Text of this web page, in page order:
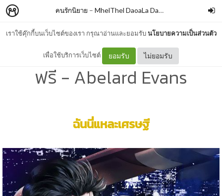
เราใช้คุ๊กกี้บนเว็บไซต์ของเรา กรุณาอ่านและยอมรับนโยบายความเป็นส่วนตัว
เพื่อใช้บริการเว็บไซต์ ยอมรับ ไม่ยอมรับ
คนรักนิยาย – MhelThel DaoaLa Daoala
ฉันนี่แหละเศรษฐี นิยาย อ่าน
ฟรี - Abelard Evans
ฉันนี่แหละเศรษฐี